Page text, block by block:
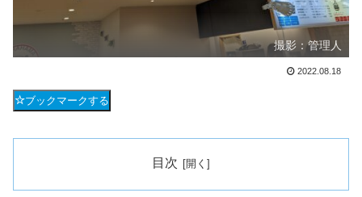
撮影：管理人
2022.08.18
ブックマークする
目次